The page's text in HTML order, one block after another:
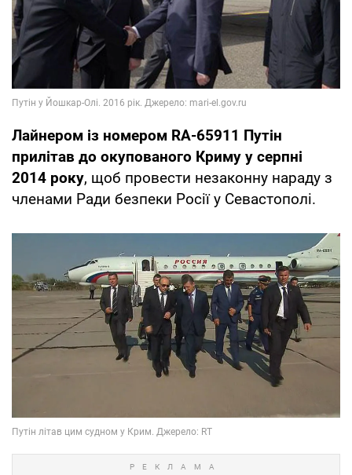
Лайнером із номером RA-65911 Путін
прилітав до окупованого Криму у серпні
2014 року, щоб провести незаконну нараду з
членами Ради безпеки Росії у Севастополі.